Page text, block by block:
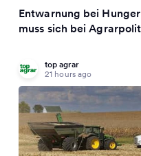
Entwarnung bei
muss sich bei
top agrar
21 hours ago